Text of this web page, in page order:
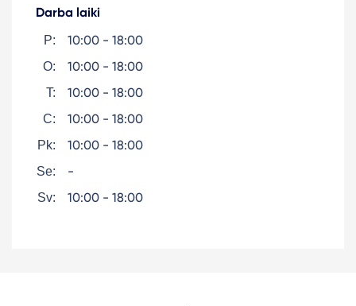
Darba laiki
P: 10:00 - 18:00
O: 10:00 - 18:00
T: 10:00 - 18:00
C: 10:00 - 18:00
Pk: 10:00 - 18:00
Se: -
Sv: 10:00 - 18:00